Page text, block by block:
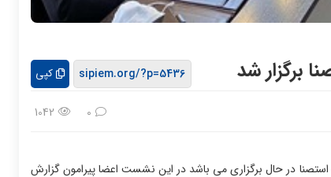
برگزار شد کپی
0
1042
مدیره دوره نهم هم اکنون (1400/12/09)در دبیرخانه استصنا در حال برگزاری می باشد در این نشست اعضا پیرامون گزارش